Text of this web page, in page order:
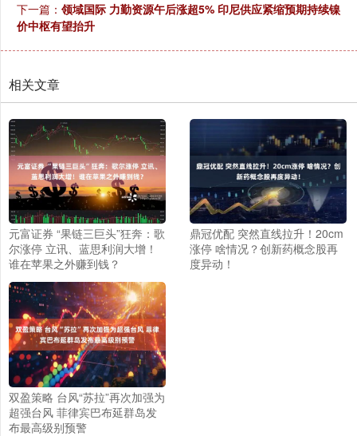
下一篇： 领域国际 力勤资源午后涨超5% 印尼供应紧缩预期持续镍
价中枢有望抬升
相关文章
元富证券 “果链三巨头”狂奔：歌
尔涨停 立讯、蓝思利润大增！
谁在苹果之外赚到钱？
鼎冠优配 突然直线拉升！20cm
涨停 啥情况？创新药概念股再
度异动！
双盈策略 台风“苏拉”再次加强为
超强台风 菲律宾巴布延群岛发
布最高级别预警